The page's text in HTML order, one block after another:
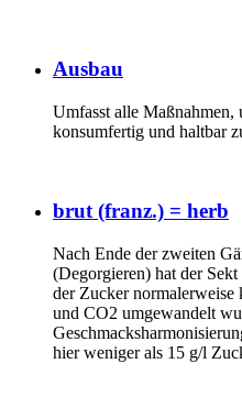
Ausbau
Umfasst alle Maßnahmen,
konsumfertig und haltbar
brut (franz.) = herb
Nach Ende der zweiten
(Degorgieren) hat der Sekt
der Zucker
und CO2 umgewandelt
hier weniger als 15 g/l